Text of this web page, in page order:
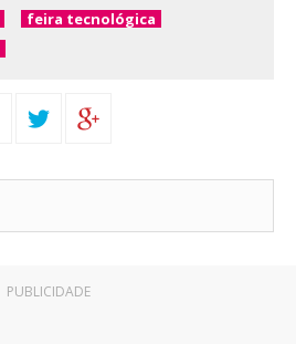
feira tecnológica
PUBLICIDADE